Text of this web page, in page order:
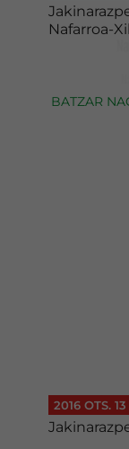
Nafarroa-
BATZAR
2016 OTS. 13